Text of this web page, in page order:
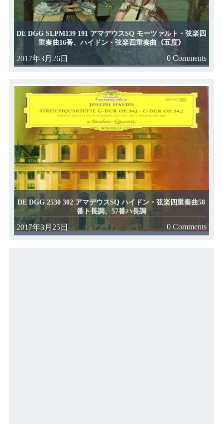
DE DGG SLPM139 191 アマデウスSQ モーツァルト・弦楽四
重奏曲16番、ハイドン・弦楽四重奏曲《五度》
2017年3月26日 0 Comments
DE DGG 2530 302 アマデウスSQ ハイドン・弦楽四重奏曲58
番ト長調、57番ハ長調
2017年3月25日 0 Comments